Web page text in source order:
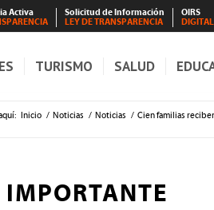
Activa
Solicitud de Información
LEY DE TRANSPARENCIA
OIRS
DIGITAL
TURISMO SALUD
Inicio / Noticias / Noticias / Cien familias